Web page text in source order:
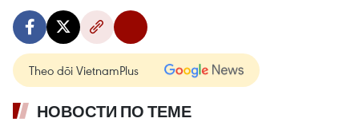
Theo dõi VietnamPlus
НОВОСТИ ПО ТЕМЕ